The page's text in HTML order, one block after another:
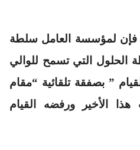
لمؤسسة العامل سلطة
الحلول التي تسمح للوالي
” بصفقة تلقائية “مقام
الأخير ورفضه القيام